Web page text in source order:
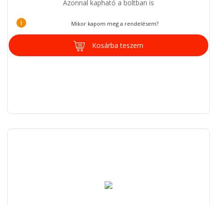
Azonnal kapható a boltban is
i Mikor kapom meg a rendelésem?
Kosárba teszem